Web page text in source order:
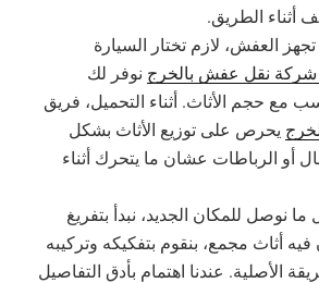
أثناء الطريق.
تجهز العفش، لازم تختار السيارة
شركة نقل عفش بالخرج نوفر لك
مع حجم الأثاث. أثناء التحميل، فريق
يحرص على توزيع الأثاث بشكل
أو الرباطات عشان ما يتحرك أثناء
ما نوصل للمكان الجديد، نبدأ بتفريغ
فيه أثاث مجمع، بنقوم بتفكيكه وتركيبه
الأصلية. عندنا اهتمام بأدق التفاصيل